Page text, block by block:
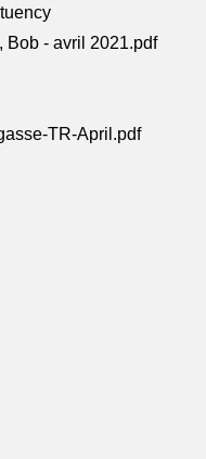
Bob - avril 2021.pdf
TR-April.pdf